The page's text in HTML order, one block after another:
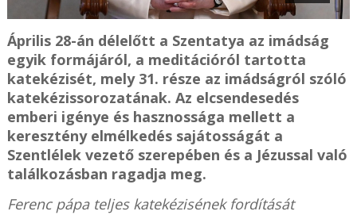
Április 28-án délelőtt a Szentatya az imádság
egyik formájáról, a meditációról tartotta
katekézisét, mely 31. része az imádságról szóló
katekézissorozatának. Az elcsendesedés
emberi igénye és hasznossága mellett a
keresztény elmélkedés sajátosságát a
Szentlélek vezető szerepében és a Jézussal való
találkozásban ragadja meg.
Ferenc pápa teljes katekézisének fordítását